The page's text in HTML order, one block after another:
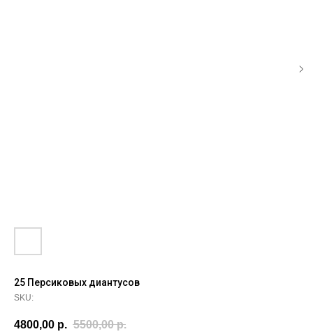
25 Персиковых диантусов
SKU:
4800,00 р. 5500,00 р.